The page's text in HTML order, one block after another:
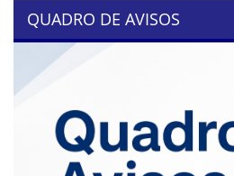
QUADRO DE AVISOS